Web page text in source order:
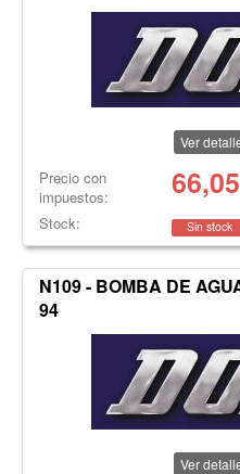
Ver
Precio con
impuestos:
66,05
Stock: Sin stock
N109 - BOMBA DE
94
Ver